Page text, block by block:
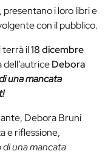
i loro libri e
con il pubblico.
terrà il18 dicembre
dell’autriceDebora
una mancata
Debora Bruni
e riflessione,
una mancata